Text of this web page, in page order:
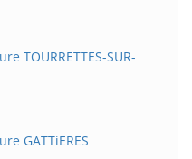
TOURRETTES-SUR-
GATTiERES